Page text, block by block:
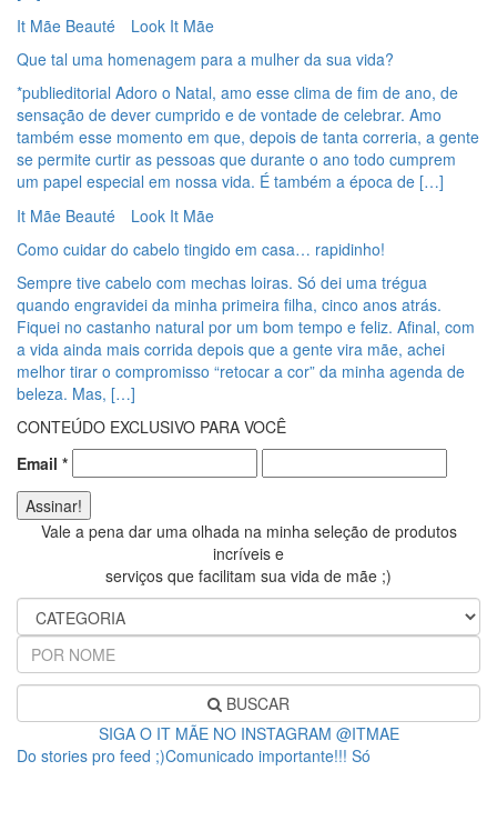
It Mãe Beauté
Look It Mãe
Que tal uma homenagem para a mulher da sua vida?
*publieditorial Adoro o Natal, amo esse clima de fim de ano, de
sensação de dever cumprido e de vontade de celebrar. Amo
também esse momento em que, depois de tanta correria, a gente
se permite curtir as pessoas que durante o ano todo cumprem
um papel especial em nossa vida. É também a época de […]
It Mãe Beauté
Look It Mãe
Como cuidar do cabelo tingido em casa… rapidinho!
Sempre tive cabelo com mechas loiras. Só dei uma trégua
quando engravidei da minha primeira filha, cinco anos atrás.
Fiquei no castanho natural por um bom tempo e feliz. Afinal, com
a vida ainda mais corrida depois que a gente vira mãe, achei
melhor tirar o compromisso “retocar a cor” da minha agenda de
beleza. Mas, […]
CONTEÚDO EXCLUSIVO PARA VOCÊ
Email *
Vale a pena dar uma olhada na minha seleção de produtos
incríveis e
serviços que facilitam sua vida de mãe ;)
BUSCAR
SIGA O IT MÃE NO INSTAGRAM @ITMAE
Do stories pro feed ;)Comunicado importante!!! Só